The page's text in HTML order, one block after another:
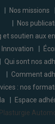
Nos missions
Nos
et soutien aux
Innovation
Qui sont nos
Comment
: nos
Espace